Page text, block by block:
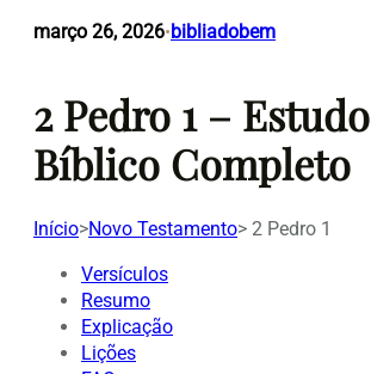
março 26, 2026•bibliadobem
2 Pedro 1 – Estudo
Bíblico Completo
Início>Novo Testamento> 2 Pedro 1
Versículos
Resumo
Explicação
Lições